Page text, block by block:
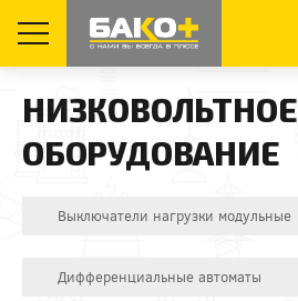
НИЗКОВОЛЬТНОЕ
ОБОРУДОВАНИЕ
Выключатели нагрузки модульные
Дифференциальные автоматы